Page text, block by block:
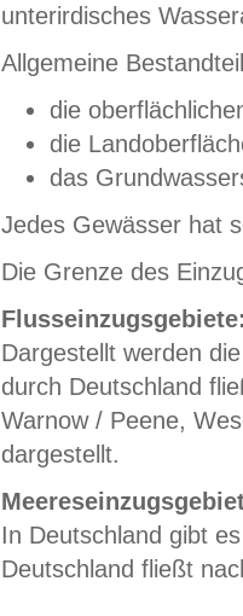
unterirdisches
Allgemeine
die
die
das
Jedes Gewässer hat
Die Grenze des
Dargestellt werden
durch Deutschland
Warnow / Peene,
dargestellt.
In Deutschland gibt
Deutschland fließt